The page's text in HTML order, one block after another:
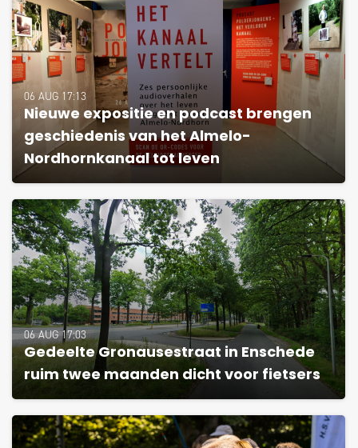
06 AUG 17:13
Nieuwe expositie en podcast brengen
geschiedenis van het Almelo-
Nordhornkanaal tot leven
06 AUG 17:03
Gedeelte Gronausestraat in Enschede
ruim twee maanden dicht voor fietsers